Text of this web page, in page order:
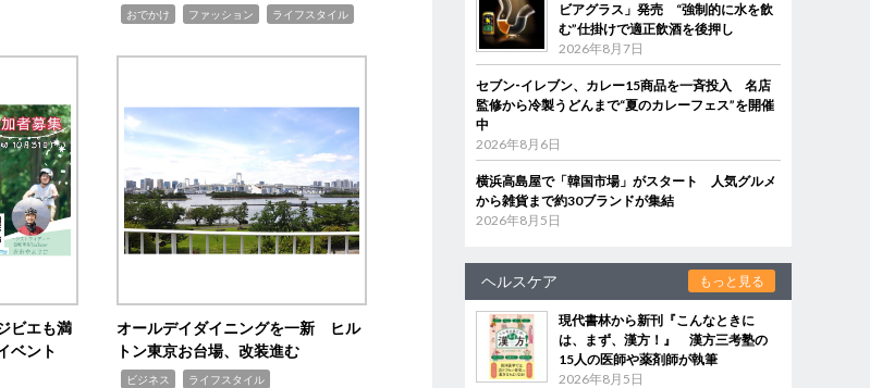
おでかけ ファッション ライフスタイル
ビエも満
ベント
オールデイダイニングを一新 ヒル
トン東京お台場、改装進む
ビジネス ライフスタイル
ビアグラス」発売 “強制的に水を飲
む”仕掛けで適正飲酒を後押し
2026年8月7日
セブン‐イレブン、カレー15商品を一斉投入 名店
監修から冷製うどんまで“夏のカレーフェス”を開催
中
2026年8月6日
横浜高島屋で「韓国市場」がスタート 人気グルメ
から雑貨まで約30ブランドが集結
2026年8月5日
ヘルスケア もっと見る
現代書林から新刊『こんなときに
は、まず、漢方！』 漢方三考塾の
15人の医師や薬剤師が執筆
2026年8月5日